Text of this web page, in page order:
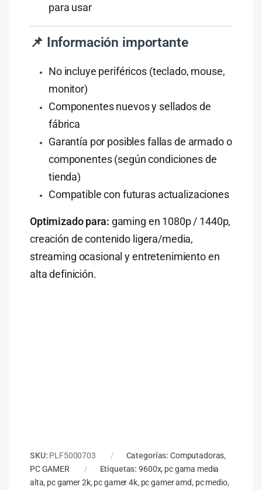
para usar
📌 Información importante
No incluye periféricos (teclado, mouse,
monitor)
Componentesnuevosy selladosde
fábrica
Garantía por posiblesfallasde armadoo
componentes (segúncondicionesde
tienda)
Compatiblecon futuras actualizaciones
Optimizadopara: gaming en 1080p / 1440p,
creación decontenido ligera/media,
streaming ocasionalyentretenimientoen
altadefinición.
SKU: PLF5000703 Categorías: Computadoras,
PC GAMER
Etiquetas:9600x, pc gama media
alta, pc gamer 2k,pc gamer 4k, pc gamer amd, pc medio,